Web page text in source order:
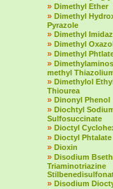
» Dimethyl Ether
» Dimethyl
Pyrazole
» Dimethyl
» Dimethyl
» Dimethyl
»
methyl
» Dimethylol
Thiourea
» Dinonyl Phenol
» Diochtyl
Sulfosuccinate
» Dioctyl
» Dioctyl Phtalate
» Dioxin
» Disodium
Triaminotriazine
» Disodium